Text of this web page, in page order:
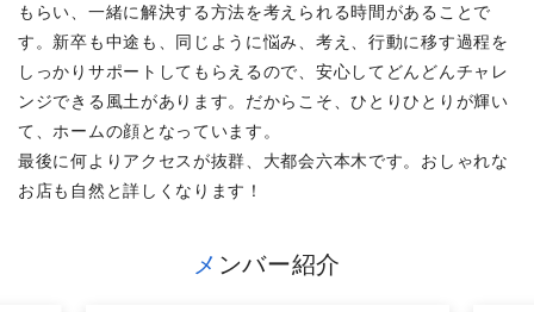
もらい、一緒に解決する方法を考えられる時間があることで
す。新卒も中途も、同じように悩み、考え、行動に移す過程を
しっかりサポートしてもらえるので、安心してどんどんチャレ
ンジできる風土があります。だからこそ、ひとりひとりが輝い
て、ホームの顔となっています。
最後に何よりアクセスが抜群、大都会六本木です。おしゃれな
お店も自然と詳しくなります！
メンバー紹介